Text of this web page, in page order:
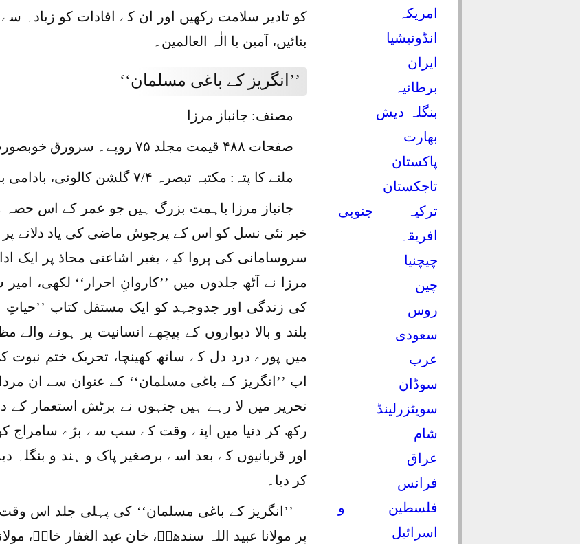
کو تادیر سلامت رکھیں اور ان کے افادات کو زیادہ
بنائیں، آمین یا الٰہ العالمین۔
’’انگریز کے باغی مسلمان‘‘
مصنف: جانباز مرزا
صفحات ۴۸۸ قیمت مجلد ۷۵ روپے۔ سرورق خوبصورت، کتابت و طباعت معیاری
ملنے کا پتہ: مکتبہ تبصرہ ۷/۴ گلشن کالونی، بادامی باغ، لاہور
جانباز مرزا باہمت بزرگ ہیں جو عمر کے اس
خبر نئی نسل کو اس کے پرجوش ماضی کی یاد دلانے پر
سروسامانی کی پروا کیے بغیر اشاعتی محاذ پر ایک
مرزا نے آٹھ جلدوں میں ’’کاروانِ احرار‘‘ لکھی،
کی زندگی اور جدوجہد کو ایک مستقل کتاب ’’حیاتِ
بلند و بالا دیواروں کے پیچھے انسانیت پر ہونے والے
میں پورے درد دل کے ساتھ کھینچا، تحریک ختم نبوت
اب ’’انگریز کے باغی مسلمان‘‘ کے عنوان سے ان
تحریر میں لا رہے ہیں جنہوں نے برٹش استعمار کے
رکھ کر دنیا میں اپنے وقت کے سب سے بڑے سامراج
اور قربانیوں کے بعد اسے برصغیر پاک و ہند و بنگلہ
کر دیا۔
’’انگریز کے باغی مسلمان‘‘ کی پہلی جلد اس
پر مولانا عبید اللہ سندھیؒ، خان عبد الغفار خانؒ،
امریکہ
انڈونیشیا
ایران
برطانیہ
بنگلہ دیش
بھارت
پاکستان
تاجکستان
ترکیہ
جنوبی
افریقہ
چیچنیا
چین
روس
سعودی
عرب
سوڈان
سویٹزرلینڈ
شام
عراق
فرانس
فلسطین و
اسرائیل